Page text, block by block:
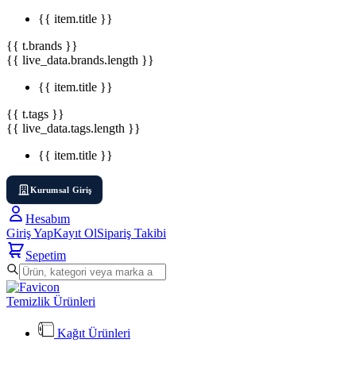
{{ item.title }}
{{ t.brands }}
{{ live_data.brands.length }}
{{ item.title }}
{{ t.tags }}
{{ live_data.tags.length }}
{{ item.title }}
Kurumsal Giriş
Hesabım
Giriş YapKayıt OlSipariş Takibi
Sepetim
Temizlik Ürünleri
Kağıt Ürünleri